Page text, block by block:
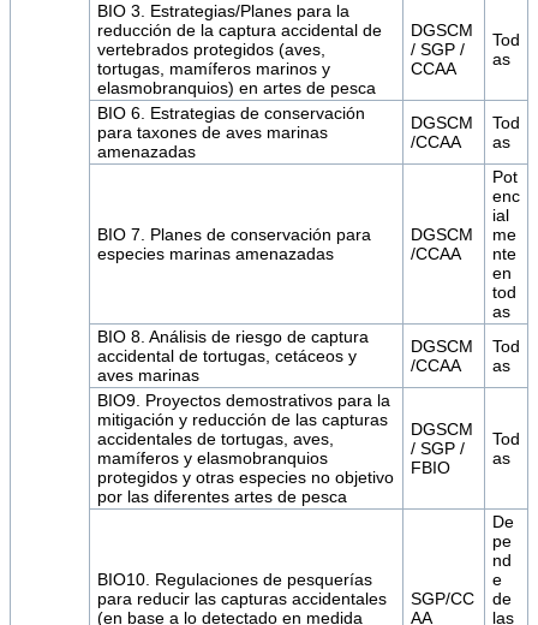
BIO 3. Estrategias/Planes para la
reducción de la captura accidental de
vertebrados protegidos (aves,
tortugas, mamíferos marinos y
elasmobranquios) en artes de pesca
DGSCM
/ SGP /
CCAA
Tod
as
BIO 6. Estrategias de conservación
para taxones de aves marinas
amenazadas
DGSCM
/CCAA
Tod
as
BIO 7. Planes de conservación para
especies marinas amenazadas
DGSCM
/CCAA
Pot
enc
ial
me
nte
en
tod
as
BIO 8. Análisis de riesgo de captura
accidental de tortugas, cetáceos y
aves marinas
DGSCM
/CCAA
Tod
as
BIO9. Proyectos demostrativos para la
mitigación y reducción de las capturas
accidentales de tortugas, aves,
mamíferos y elasmobranquios
protegidos y otras especies no objetivo
por las diferentes artes de pesca
DGSCM
/ SGP /
FBIO
Tod
as
BIO10. Regulaciones de pesquerías
para reducir las capturas accidentales
(en base a lo detectado en medida
SGP/CC
AA
De
pe
nd
e
de
las